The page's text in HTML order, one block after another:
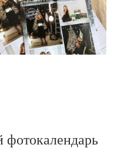
фотокалендарь